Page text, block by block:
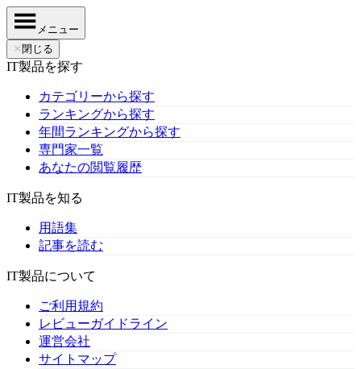
メニュー
✕ 閉じる
IT製品を探す
カテゴリーから探す
ランキングから探す
年間ランキングから探す
専門家一覧
あなたの閲覧履歴
IT製品を知る
用語集
記事を読む
IT製品について
ご利用規約
レビューガイドライン
運営会社
サイトマップ